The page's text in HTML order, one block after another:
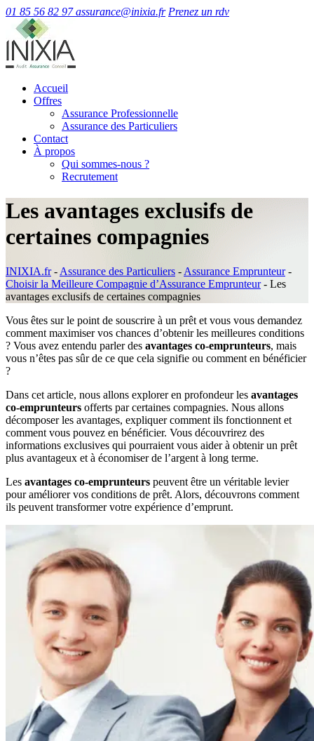
01 85 56 82 97 assurance@inixia.fr Prenez un rdv
Accueil
Offres
Assurance Professionnelle
Assurance des Particuliers
Contact
À propos
Qui sommes-nous ?
Recrutement
Les avantages exclusifs de
certaines compagnies
INIXIA.fr- Assurance des Particuliers - Assurance Emprunteur-
Choisir la Meilleure Compagnie d’Assurance Emprunteur- Les
avantages exclusifs de certaines compagnies
Vous êtes sur le point de souscrire à un prêt et vous vous demandez
comment maximiser vos chances d’obtenir les meilleures conditions
? Vous avez entendu parler des avantages co-emprunteurs, mais
vous n’êtes pas sûr de ce que cela signifie ou comment en bénéficier
?
Dans cet article, nous allons explorer en profondeur les avantages
co-emprunteurs offerts par certaines compagnies. Nous allons
décomposer les avantages, expliquer comment ils fonctionnent et
comment vous pouvez en bénéficier. Vous découvrirez des
informations exclusives qui pourraient vous aider à obtenir un prêt
plus avantageux et à économiser de l’argent à long terme.
Les avantages co-emprunteurs peuvent être un véritable levier
pour améliorer vos conditions de prêt. Alors, découvrons comment
ils peuvent transformer votre expérience d’emprunt.